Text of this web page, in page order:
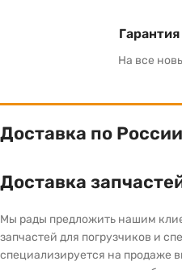
На все
Доставка по России
Доставка
Мы рады предложить нашим
запчастей для погрузчиков и
специализируется на продаже